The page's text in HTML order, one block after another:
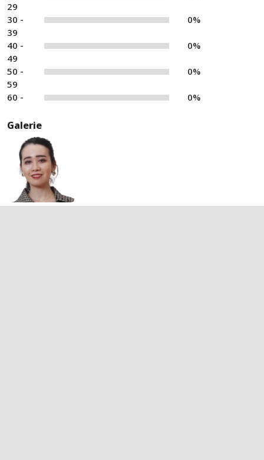
29
30 -
39
0%
40 -
49
0%
50 -
59
0%
60 - 0%
Galerie